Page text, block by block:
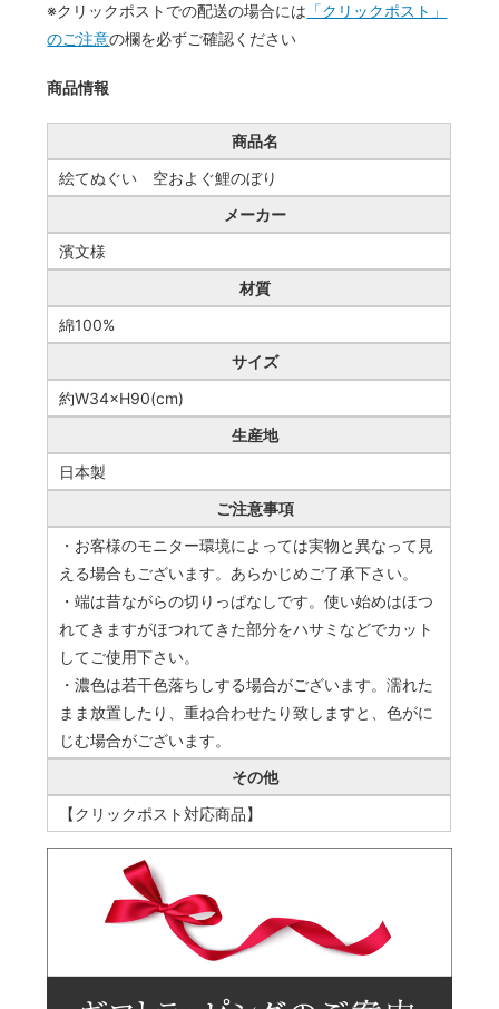
※クリックポストでの配送の場合には 「クリックポスト」
のご注意の欄を必ずご確認ください
商品情報
商品名
絵てぬぐい 空およぐ鯉のぼり
メーカー
濱文様
材質
綿100%
サイズ
約W34×H90(cm)
生産地
日本製
ご注意事項
・お客様のモニター環境によっては実物と異なって見
える場合もございます。あらかじめご了承下さい。
・端は昔ながらの切りっぱなしです。使い始めはほつ
れてきますがほつれてきた部分をハサミなどでカット
してご使用下さい。
・濃色は若干色落ちしする場合がございます。濡れた
まま放置したり、重ね合わせたり致しますと、色がに
じむ場合がございます。
その他
【クリックポスト対応商品】